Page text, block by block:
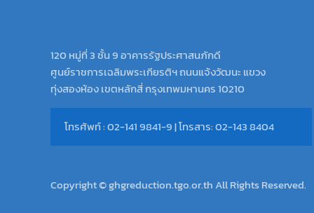
120 หมู่ที่ 3 ชั้น 9 อาคารรัฐประศาสนภักดี
ศูนย์ราชการเฉลิมพระเกียรติฯ ถนนแจ้งวัฒนะ แขวง
ทุ่งสองห้อง เขตหลักสี่ กรุงเทพมหานคร 10210
โทรศัพท์ : 02-141 9841-9 | โทรสาร: 02-143 8404
Copyright © ghgreduction.tgo.or.th All Rights Reserved.